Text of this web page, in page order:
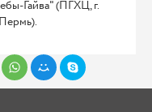
Гайва" (ПГХЦ, г.